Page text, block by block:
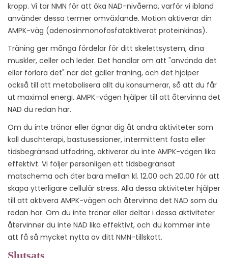
kropp. Vi tar NMN för att öka NAD-nivåerna, varför vi ibland
använder dessa termer omväxlande. Motion aktiverar din
AMPK-väg (adenosinmonofosfataktiverat proteinkinas).
Träning ger många fördelar för ditt skelettsystem, dina
muskler, celler och leder. Det handlar om att "använda det
eller förlora det" när det gäller träning, och det hjälper
också till att metabolisera allt du konsumerar, så att du får
ut maximal energi. AMPK-vägen hjälper till att återvinna det
NAD du redan har.
Om du inte tränar eller ägnar dig åt andra aktiviteter som
kall duschterapi, bastusessioner, intermittent fasta eller
tidsbegränsad utfodring, aktiverar du inte AMPK-vägen lika
effektivt. Vi följer personligen ett tidsbegränsat
matschema och äter bara mellan kl. 12.00 och 20.00 för att
skapa ytterligare cellulär stress. Alla dessa aktiviteter hjälper
till att aktivera AMPK-vägen och återvinna det NAD som du
redan har. Om du inte tränar eller deltar i dessa aktiviteter
återvinner du inte NAD lika effektivt, och du kommer inte
att få så mycket nytta av ditt NMN-tillskott.
Slutsats